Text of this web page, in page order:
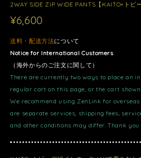
2WAY SIDE ZIP WIDE PANTS【KAITO×トビ
¥6,600
送料・配送方法について
Notice for International Customers
（海外からのご注文に関して）
There are currently two ways to place an
regular cart on this page, or the cart
We recommend using ZenLink for
are separate services, shipping fees,
and other conditions may differ. Thank